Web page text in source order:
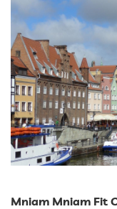
Mniam Mniam Fit